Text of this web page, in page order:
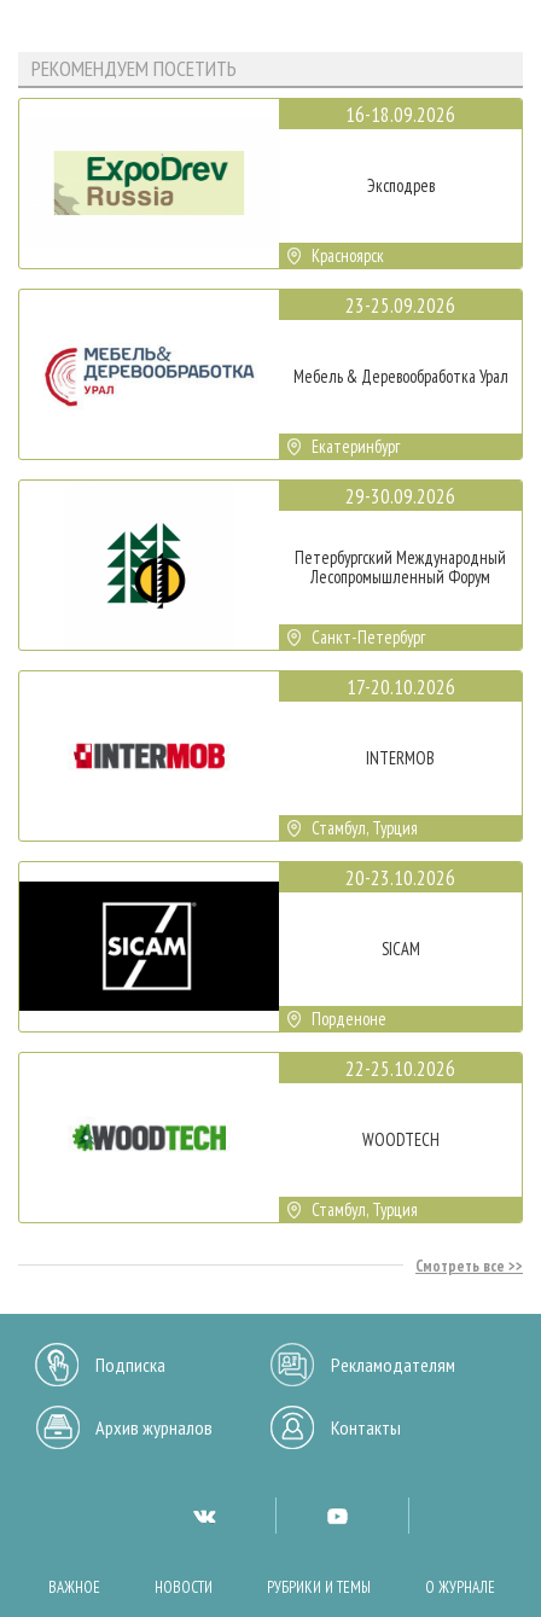
РЕКОМЕНДУЕМ ПОСЕТИТЬ
16-18.09.2026
Эксподрев
Красноярск
23-25.09.2026
Мебель & Деревообработка Урал
Екатеринбург
29-30.09.2026
Петербургский Международный
Лесопромышленный Форум
Санкт-Петербург
17-20.10.2026
INTERMOB
Стамбул, Турция
20-23.10.2026
SICAM
Порденоне
22-25.10.2026
WOODTECH
Стамбул, Турция
Смотреть все
Подписка Рекламодателям
Архив журналов Контакты
ВАЖНОЕ НОВОСТИ РУБРИКИ И ТЕМЫ О ЖУРНАЛЕ